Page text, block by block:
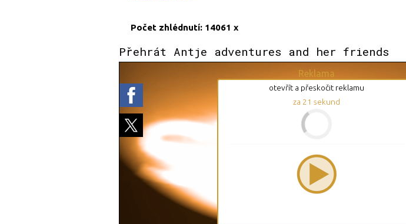
Počet zhlédnutí: 14061 x
Přehrát Antje adventures and her friends
Reklama
otevřít a přeskočit reklamu
za 20 sekund